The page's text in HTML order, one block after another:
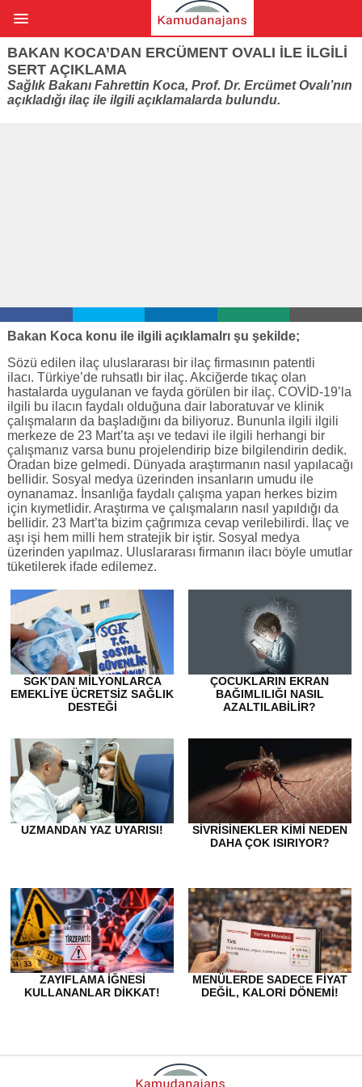
BAKAN KOCA’DAN ERCÜMENT OVALI ILE ILGILI
SERT AÇIKLAMA
Sağlık Bakanı Fahrettin Koca, Prof. Dr. Ercümet Ovalı’nın
açıkladığı ilaç ile ilgili açıklamalarda bulundu.
Bakan Koca konu ile ilgili açıklamalrı şu şekilde;
Sözü edilen ilaç uluslararası bir ilaç firmasının patentli
ilacı. Türkiye’de ruhsatlı bir ilaç. Akciğerde tıkaç olan
hastalarda uygulanan ve fayda görülen bir ilaç. COVİD-19’la
ilgili bu ilacın faydalı olduğuna dair laboratuvar ve klinik
çalışmaların da başladığını da biliyoruz. Bununla ilgili ilgili
merkeze de 23 Mart’ta aşı ve tedavi ile ilgili herhangi bir
çalışmanız varsa bunu projelendirip bize bilgilendirin dedik.
Oradan bize gelmedi. Dünyada araştırmanın nasıl yapılacağı
bellidir. Sosyal medya üzerinden insanların umudu ile
oynanamaz. İnsanlığa faydalı çalışma yapan herkes bizim
için kıymetlidir. Araştırma ve çalışmaların nasıl yapıldığı da
bellidir. 23 Mart’ta bizim çağrımıza cevap verilebilirdi. İlaç ve
aşı işi hem milli hem stratejik bir iştir. Sosyal medya
üzerinden yapılmaz. Uluslararası firmanın ilacı böyle umutlar
tüketilerek ifade edilemez.
SGK’DAN MILYONLARCA
EMEKLIYE ÜCRETSIZ SAĞLIK
DESTEĞI
ÇOCUKLARIN EKRAN
BAĞIMLILIĞI NASIL
AZALTILABILIR?
UZMANDAN YAZ UYARISI!
SIVRISINEKLER KIMI NEDEN
DAHA ÇOK ISIRIYOR?
ZAYIFLAMA IĞNESI
KULLANANLAR DIKKAT!
​MENÜLERDE SADECE FIYAT
DEĞIL, KALORI DÖNEMI!